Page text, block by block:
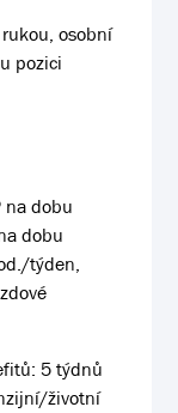
osobní
pozici
na dobu
dobu
týden,
5 týdnů
životní